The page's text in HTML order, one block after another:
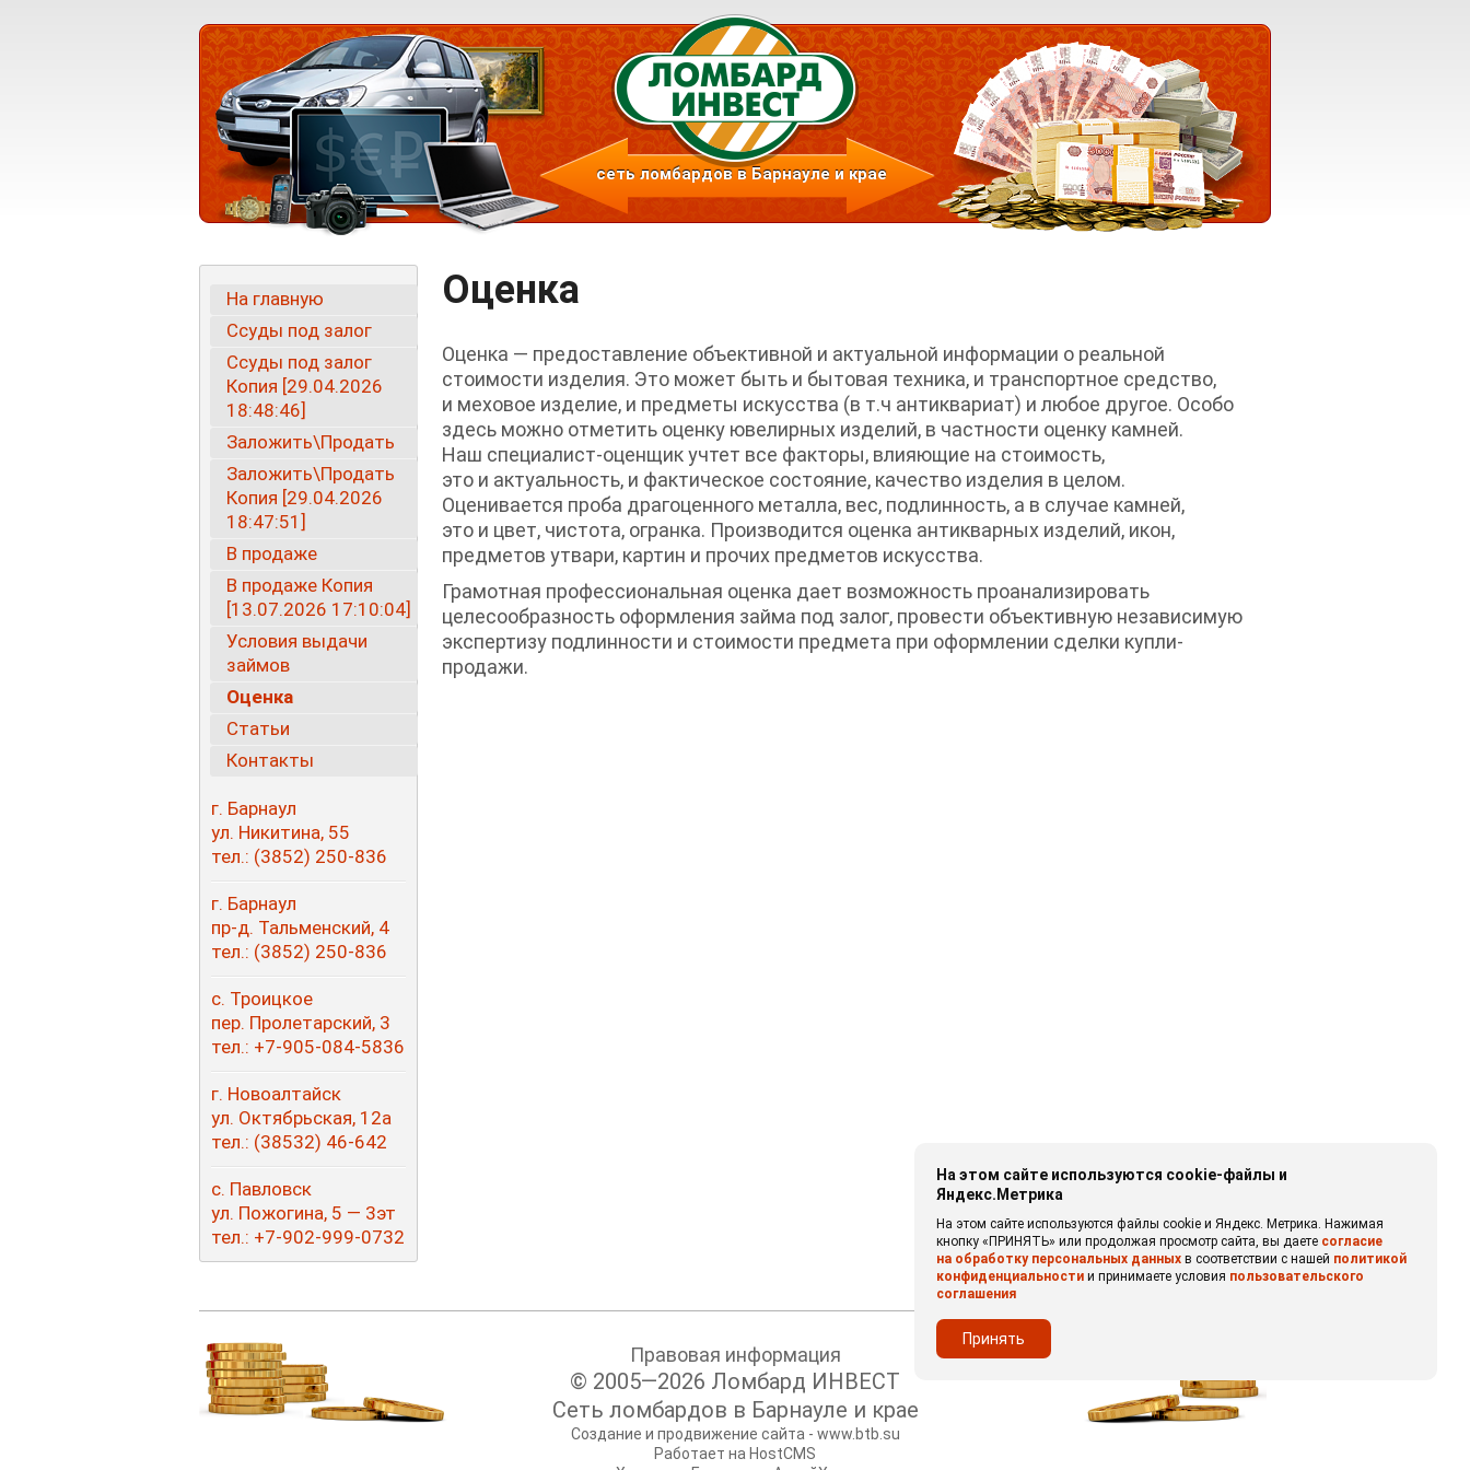
сеть ломбардов в Барнауле и крае
На главную
Ссуды под залог
Ссуды под залог
Копия [29.04.2026
18:48:46]
Заложить\Продать
Заложить\Продать
Копия [29.04.2026
18:47:51]
В продаже
В продаже Копия
[13.07.2026 17:10:04]
Условия выдачи
займов
Оценка
Статьи
Контакты
г. Барнаул
ул. Никитина, 55
тел.: (3852) 250-836
г. Барнаул
пр-д. Тальменский, 4
тел.: (3852) 250-836
с. Троицкое
пер. Пролетарский, 3
тел.: +7-905-084-5836
г. Новоалтайск
ул. Октябрьская, 12а
тел.: (38532) 46-642
с. Павловск
ул. Пожогина, 5 — 3эт
тел.: +7-902-999-0732
Оценка
Оценка — предоставление объективной и актуальной информации о реальной
стоимости изделия. Это может быть и бытовая техника, и транспортное средство,
и меховое изделие, и предметы искусства (в т.ч антиквариат) и любое другое. Особо
здесь можно отметить оценку ювелирных изделий, в частности оценку камней.
Наш специалист-оценщик учтет все факторы, влияющие на стоимость,
это и актуальность, и фактическое состояние, качество изделия в целом.
Оценивается проба драгоценного металла, вес, подлинность, а в случае камней,
это и цвет, чистота, огранка. Производится оценка антикварных изделий, икон,
предметов утвари, картин и прочих предметов искусства.
Грамотная профессиональная оценка дает возможность проанализировать
целесообразность оформления займа под залог, провести объективную независимую
экспертизу подлинности и стоимости предмета при оформлении сделки купли-
продажи.
На этом сайте используются cookie-файлы и
Яндекс.Метрика
На этом сайте используются файлы cookie и Яндекс. Метрика. Нажимая
кнопку «ПРИНЯТЬ» или продолжая просмотр сайта, вы даете согласие
на обработку персональных данных в соответствии с нашей политикой
конфиденциальности и принимаете условия пользовательского
соглашения
Принять
Правовая информация
© 2005—2026 Ломбард ИНВЕСТ
Сеть ломбардов в Барнауле и крае
Создание и продвижение сайта - www.btb.su
Работает на HostCMS